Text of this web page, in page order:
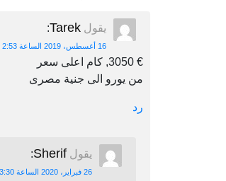
يقول Tarek
:
16 أغسطس، 2019 الساعة 2:53 ص
€ 3050, كام اعلى سعر
من يورو الى جنية مصرى
رد
يقول Sherif
:
26 فبراير، 2020 الساعة 3:30 م